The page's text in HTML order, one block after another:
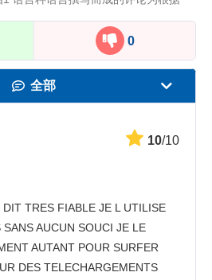
0
全部
客服
10/10
TRES FIABLE JE L UTILISE
SANS AUCUN SOUCI JE LE
AUTANT POUR SURFER
DES TELECHARGEMENTS